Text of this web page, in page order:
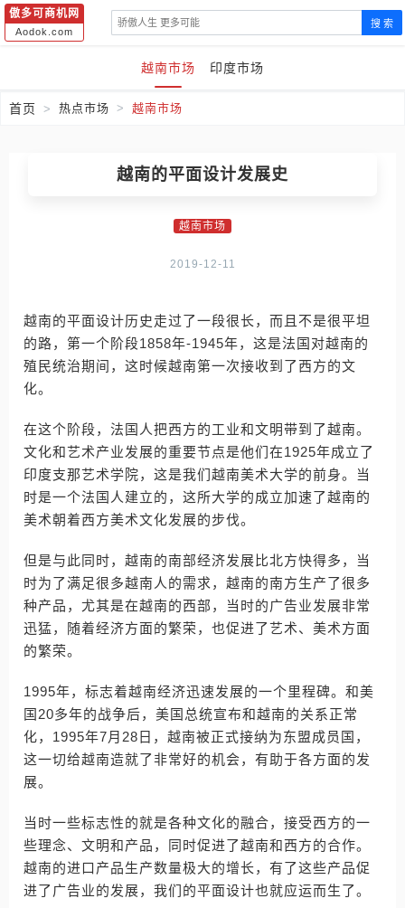
傲多可商机网
Aodok.com
搜 索
越南市场 印度市场
首页 热点市场 越南市场
越南的平面设计发展史
越南市场
2019-12-11
越南的平面设计历史走过了一段很长，而且不是很平坦
的路，第一个阶段1858年-1945年，这是法国对越南的
殖民统治期间，这时候越南第一次接收到了西方的文
化。
在这个阶段，法国人把西方的工业和文明带到了越南。
文化和艺术产业发展的重要节点是他们在1925年成立了
印度支那艺术学院，这是我们越南美术大学的前身。当
时是一个法国人建立的，这所大学的成立加速了越南的
美术朝着西方美术文化发展的步伐。
但是与此同时，越南的南部经济发展比北方快得多，当
时为了满足很多越南人的需求，越南的南方生产了很多
种产品，尤其是在越南的西部，当时的广告业发展非常
迅猛，随着经济方面的繁荣，也促进了艺术、美术方面
的繁荣。
1995年，标志着越南经济迅速发展的一个里程碑。和美
国20多年的战争后，美国总统宣布和越南的关系正常
化，1995年7月28日，越南被正式接纳为东盟成员国，
这一切给越南造就了非常好的机会，有助于各方面的发
展。
当时一些标志性的就是各种文化的融合，接受西方的一
些理念、文明和产品，同时促进了越南和西方的合作。
越南的进口产品生产数量极大的增长，有了这些产品促
进了广告业的发展，我们的平面设计也就应运而生了。